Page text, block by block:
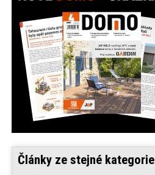
Články ze stejné kategorie